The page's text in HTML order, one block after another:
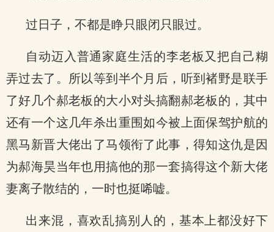
过日子，不都是睁只眼闭只眼过。
自动迈入普通家庭生活的李老板又把自己糊
弄过去了。所以等到半个月后，听到褚野是联手
了好几个郝老板的大小对头搞翻郝老板的，其中
还有一个这几年杀出重围如今被上面保驾护航的
黑马新晋大佬出了马领衔了此事，得知这仇是因
为郝海昊当年也用搞他的那一套搞得这个新大佬
妻离子散结的，一时也挺唏嘘。
出来混，喜欢乱搞别人的，基本上都没好下